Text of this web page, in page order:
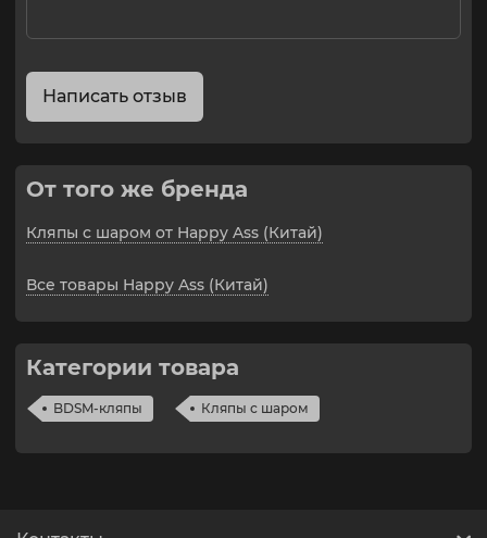
Написать отзыв
От того же бренда
Кляпы с шаром от Happy Ass (Китай)
Все товары Happy Ass (Китай)
Категории товара
BDSM-кляпы Кляпы с шаром